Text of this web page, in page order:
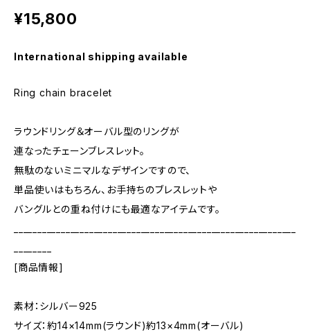
¥15,800
International shipping available
Ring chain bracelet
ラウンドリング＆オーバル型のリングが
連なったチェーンブレスレット。
無駄のないミニマルなデザインですので、
単品使いはもちろん、お手持ちのブレスレットや
バングルとの重ね付けにも最適なアイテムです。
[商品情報]
素材：シルバー925
サイズ：約14×14mm(ラウンド)約13×4mm(オーバル)